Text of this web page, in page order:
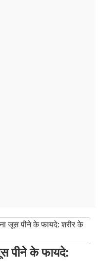
जूस पीने के फायदे: शरीर के
पीने के फायदे: